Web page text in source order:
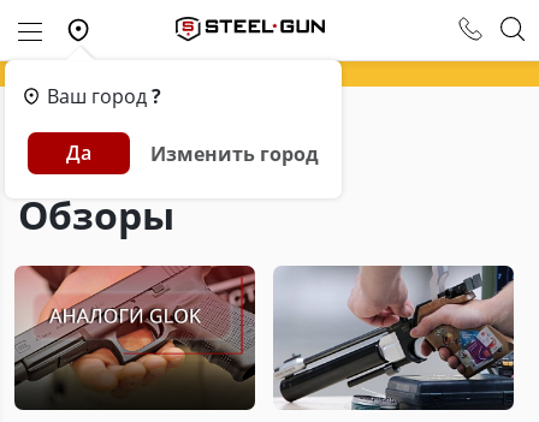
Ваш город?
Да Изменить город
Главная Обзоры
Обзоры